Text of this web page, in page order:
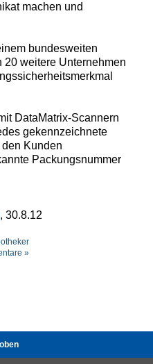
machen und
bundesweiten
20 weitere Unternehmen
DataMatrix-Scannern
gekennzeichnete
Kunden
Packungsnummer
, 30.8.12
»